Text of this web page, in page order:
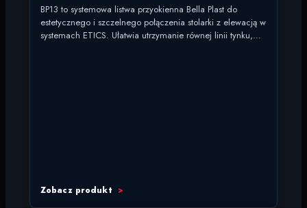
BP13 to systemowa listwa przyokienna Bella Plast do
estetycznego i szczelnego połączenia stolarki z elewacją w
systemach ETICS. Ułatwia utrzymanie równej linii tynku,
Zobacz produkt